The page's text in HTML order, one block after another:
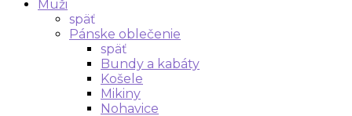
Muži
späť
Pánske oblečenie
späť
Bundy a kabáty
Košele
Mikiny
Nohavice